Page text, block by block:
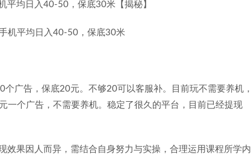
平均日入40-50，保底30米【揭秘】
广告，保底20元。不够20可以客服补。目前玩不需要养机，
一个广告，不需要养机。稳定了很久的平台，目前已经提现
效果因人而异，需结合自身努力与实操，合理运用课程所学内